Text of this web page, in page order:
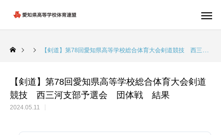
【剣道】第78回愛知県高等学校総合体育大会剣道競技 西三河支部予選会 団体戦 結果
【剣道】第78回愛知県高等学校総合体育大会剣道
競技 西三河支部予選会 団体戦 結果
2024.05.11